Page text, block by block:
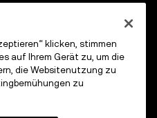
klicken, stimmen
auf Ihrem Gerät zu, um die
die Websitenutzung zu
zu